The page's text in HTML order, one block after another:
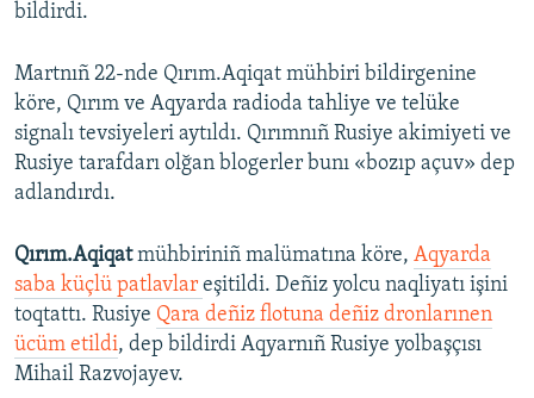
bildirdi.
Martnıñ 22-nde Qırım.Aqiqat mühbiri bildirgenine
köre, Qırım ve Aqyarda radioda tahliye ve telüke
signalı tevsiyeleri aytıldı. Qırımnıñ Rusiye akimiyeti ve
Rusiye tarafdarı olğan blogerler bunı «bozıp açuv» dep
adlandırdı.
Qırım.Aqiqatmühbiriniñ malümatına köre, Aqyarda
saba küçlü patlavlar eşitildi. Deñiz yolcu naqliyatı işini
toqtattı. Rusiye Qara deñiz flotuna deñiz dronlarınen
ücüm etildi, dep bildirdi Aqyarnıñ Rusiye yolbaşçısı
Mihail Razvojayev.